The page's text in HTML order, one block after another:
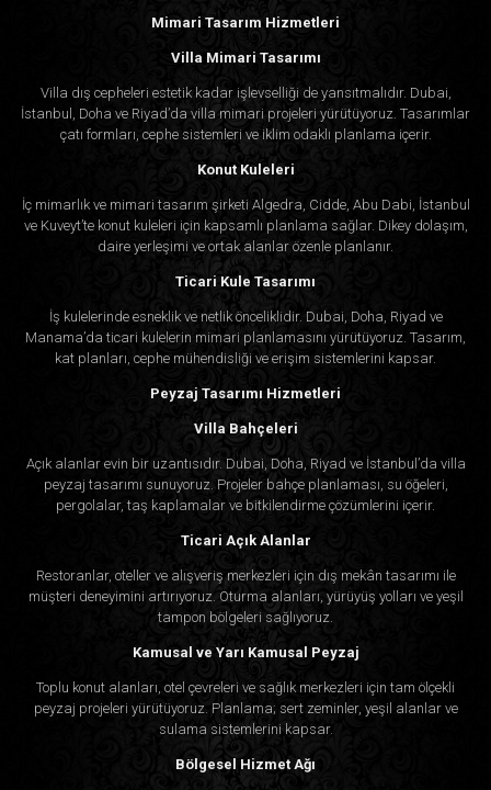
Mimari Tasarım Hizmetleri
Villa Mimari Tasarımı
Villa dış cepheleri estetik kadar işlevselliği de yansıtmalıdır. Dubai,
İstanbul, Doha ve Riyad’da villa mimari projeleri yürütüyoruz. Tasarımlar
çatı formları, cephe sistemleri ve iklim odaklı planlama içerir.
Konut Kuleleri
İç mimarlık ve mimari tasarım şirketi Algedra, Cidde, Abu Dabi, İstanbul
ve Kuveyt’te konut kuleleri için kapsamlı planlama sağlar. Dikey dolaşım,
daire yerleşimi ve ortak alanlar özenle planlanır.
Ticari Kule Tasarımı
İş kulelerinde esneklik ve netlik önceliklidir. Dubai, Doha, Riyad ve
Manama’da ticari kulelerin mimari planlamasını yürütüyoruz. Tasarım,
kat planları, cephe mühendisliği ve erişim sistemlerini kapsar.
Peyzaj Tasarımı Hizmetleri
Villa Bahçeleri
Açık alanlar evin bir uzantısıdır. Dubai, Doha, Riyad ve İstanbul’da villa
peyzaj tasarımı sunuyoruz. Projeler bahçe planlaması, su öğeleri,
pergolalar, taş kaplamalar ve bitkilendirme çözümlerini içerir.
Ticari Açık Alanlar
Restoranlar, oteller ve alışveriş merkezleri için dış mekân tasarımı ile
müşteri deneyimini artırıyoruz. Oturma alanları, yürüyüş yolları ve yeşil
tampon bölgeleri sağlıyoruz.
Kamusal ve Yarı Kamusal Peyzaj
Toplu konut alanları, otel çevreleri ve sağlık merkezleri için tam ölçekli
peyzaj projeleri yürütüyoruz. Planlama; sert zeminler, yeşil alanlar ve
sulama sistemlerini kapsar.
Bölgesel Hizmet Ağı